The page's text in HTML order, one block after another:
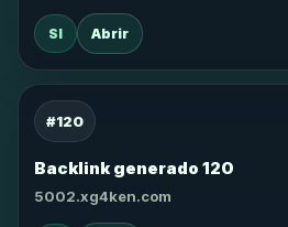
SI Abrir
#120
Backlink generado 120
5002.xg4ken.com